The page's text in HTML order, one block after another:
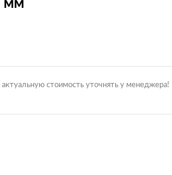
мм
стоимость уточнять у менеджера!